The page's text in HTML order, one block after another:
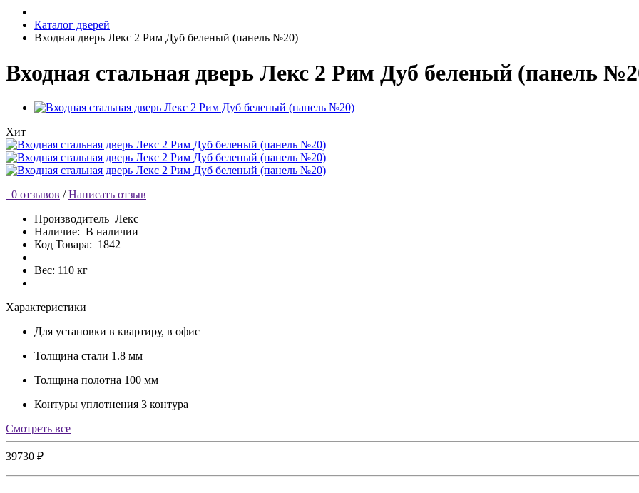
Каталог дверей
Входная дверь Лекс 2 Рим Дуб беленый (панель №20)
Входная стальная дверь Лекс 2 Рим Дуб беленый (панель
Хит
0 отзывов / Написать отзыв
Производитель Лекс
Наличие: В наличии
Код Товара: 1842
Вес: 110 кг
Характеристики
Для установки в квартиру, в офис
Толщина стали 1.8 мм
Толщина полотна 100 мм
Контуры уплотнения 3 контура
Cмотреть все
39730 ₽